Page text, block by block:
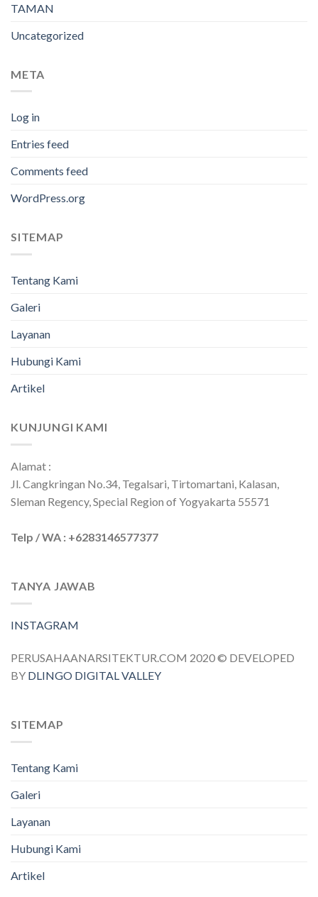
TAMAN
Uncategorized
META
Log in
Entries feed
Comments feed
WordPress.org
SITEMAP
Tentang Kami
Galeri
Layanan
Hubungi Kami
Artikel
KUNJUNGI KAMI
Alamat :
Jl. Cangkringan No.34, Tegalsari, Tirtomartani, Kalasan,
Sleman Regency, Special Region of Yogyakarta 55571
Telp / WA : +6283146577377
TANYA JAWAB
INSTAGRAM
PERUSAHAANARSITEKTUR.COM 2020 © DEVELOPED
BY DLINGO DIGITAL VALLEY
SITEMAP
Tentang Kami
Galeri
Layanan
Hubungi Kami
Artikel